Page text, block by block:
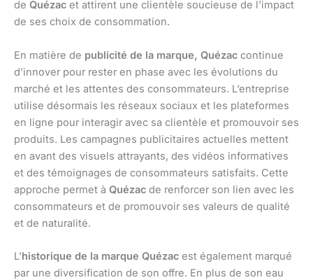
de Quézac et attirent une clientèle soucieuse de l’impact
de ses choix de consommation.
En matière de publicité de la marque, Quézac continue
d’innover pour rester en phase avec les évolutions du
marché et les attentes des consommateurs. L’entreprise
utilise désormais les réseaux sociaux et les plateformes
en ligne pour interagir avec sa clientèle et promouvoir ses
produits. Les campagnes publicitaires actuelles mettent
en avant des visuels attrayants, des vidéos informatives
et des témoignages de consommateurs satisfaits. Cette
approche permet à Quézac de renforcer son lien avec les
consommateurs et de promouvoir ses valeurs de qualité
et de naturalité.
L’historique de la marque Quézac est également marqué
par une diversification de son offre. En plus de son eau